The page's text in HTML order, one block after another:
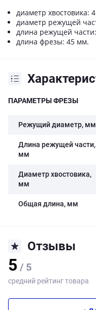
диаметр хвостовика:
диаметр режущей
длина режущей
длина фрезы: 45 мм.
ПАРАМЕТРЫ ФРЕЗЫ
Режущий диаметр, мм
Длина режущей части,
мм
Диаметр хвостовика,
мм
Общая длина, мм
Отзывы
5 / 5
средний рейтинг товара